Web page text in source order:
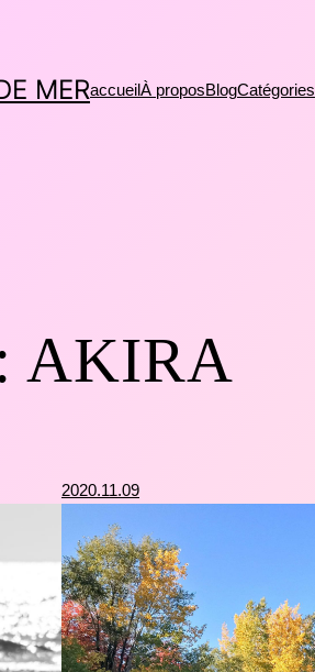
MERaccueilÀ proposBlogCatégories
AKIRA
2020.11.09